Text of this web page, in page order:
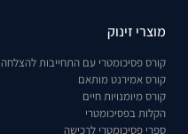
מוצרי זינוק
קורס פסיכומטרי עם התחייבות להצלחה
קורס אמירנט מותאם
קורס מיומנויות חיים
הקלות בפסיכומטרי
ספרי פסיכומטרי לרכישה